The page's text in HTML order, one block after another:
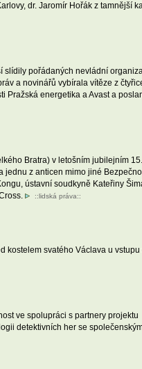
dr. Jaromír Hořák z tamnější
slídily pořádaných nevládní
a novinářů vybírala vítěze z
Pražská energetika a Avast a
Bratra) v letošním jubilejním
jednu z anticen mimo jiné
ústavní soudkyně Kateřiny
:: lidská práva::
kostelem svatého Václava u
ve spolupráci s partnery projektu
detektivních her se